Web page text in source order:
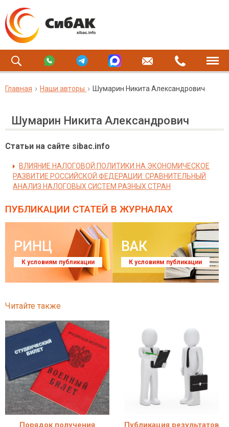
Главная Наши авторы Шумарин Никита Александрович
Шумарин Никита Александрович
Статьи на сайте sibac.info
ВЛИЯНИЕ НАЛОГОВОЙ ПОЛИТИКИ НА ЭКОНОМИЧЕСКОЕ
РАЗВИТИЕ РОССИЙСКОЙ ФЕДЕРАЦИИ: СРАВНИТЕЛЬНЫЙ
АНАЛИЗ НАЛОГОВЫХ СИСТЕМ РАЗНЫХ СТРАН
ПУБЛИКАЦИИ СТАТЕЙ В ЖУРНАЛАХ
РИНЦ
К условиям публикации
ВАК
К условиям публикации
Читайте также
Порядок получения
Публикация результатов